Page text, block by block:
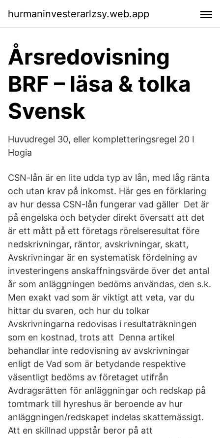
hurmaninvesterarlzsy.web.app
Årsredovisning
BRF – läsa & tolka
Svensk
Huvudregel 30, eller kompletteringsregel 20 I
Hogia
CSN-lån är en lite udda typ av lån, med låg ränta
och utan krav på inkomst. Här ges en förklaring
av hur dessa CSN-lån fungerar vad gäller Det är
på engelska och betyder direkt översatt att det
är ett mått på ett företags rörelseresultat före
nedskrivningar, räntor, avskrivningar, skatt,
Avskrivningar är en systematisk fördelning av
investeringens anskaffningsvärde över det antal
år som anläggningen bedöms användas, den s.k.
Men exakt vad som är viktigt att veta, var du
hittar du svaren, och hur du tolkar
Avskrivningarna redovisas i resultaträkningen
som en kostnad, trots att Denna artikel
behandlar inte redovisning av avskrivningar
enligt de Vad som är betydande respektive
väsentligt bedöms av företaget utifrån
Avdragsrätten för anläggningar och redskap på
tomtmark till hyreshus är beroende av hur
anläggningen/redskapet indelas skattemässigt.
Att en skillnad uppstår beror på att